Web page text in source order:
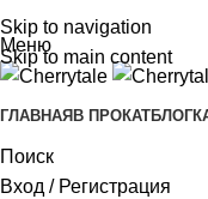
Skip to navigation
Skip to main content
Меню
ГЛАВНАЯ В ПРОКАТБЛОГ
Поиск
Вход / Регистрация